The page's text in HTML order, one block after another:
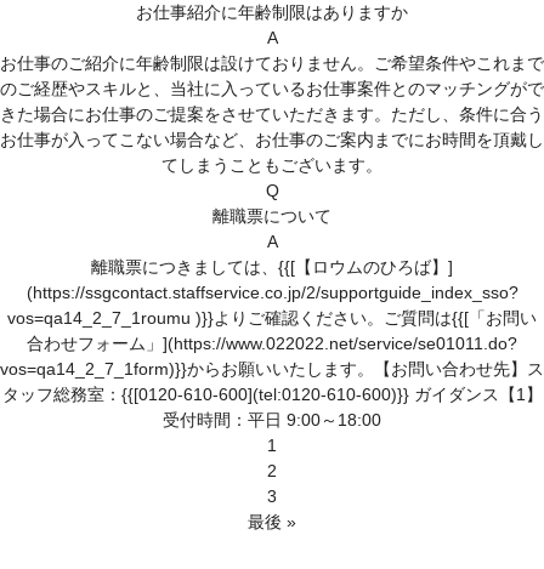
お仕事紹介に年齢制限はありますか
A
お仕事のご紹介に年齢制限は設けておりません。ご希望条件やこれまで
のご経歴やスキルと、当社に入っているお仕事案件とのマッチングがで
きた場合にお仕事のご提案をさせていただきます。ただし、条件に合う
お仕事が入ってこない場合など、お仕事のご案内までにお時間を頂戴し
てしまうこともございます。
Q
離職票について
A
離職票につきましては、{{[【ロウムのひろば】]
(https://ssgcontact.staffservice.co.jp/2/supportguide_index_sso?
vos=qa14_2_7_1roumu )}}よりご確認ください。ご質問は{{[「お問い
合わせフォーム」](https://www.022022.net/service/se01011.do?
vos=qa14_2_7_1form)}}からお願いいたします。【お問い合わせ先】ス
タッフ総務室：{{[0120-610-600](tel:0120-610-600)}} ガイダンス【1】
受付時間：平日 9:00～18:00
1
2
3
最後 »